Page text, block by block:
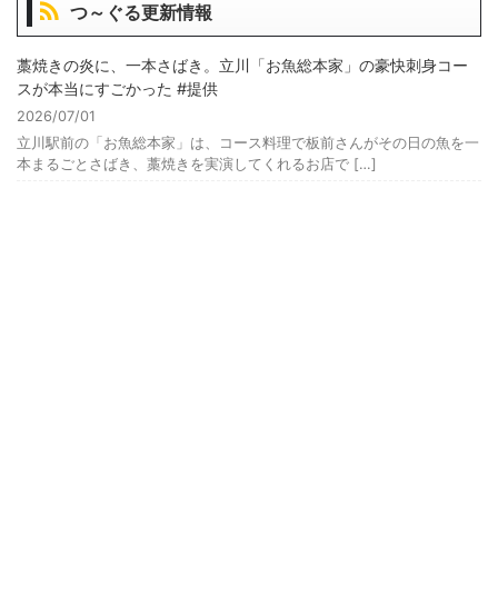
つ～ぐる更新情報
藁焼きの炎に、一本さばき。立川「お魚総本家」の豪快刺身コー
スが本当にすごかった #提供
2026/07/01
立川駅前の「お魚総本家」は、コース料理で板前さんがその日の魚を一
本まるごとさばき、藁焼きを実演してくれるお店で […]